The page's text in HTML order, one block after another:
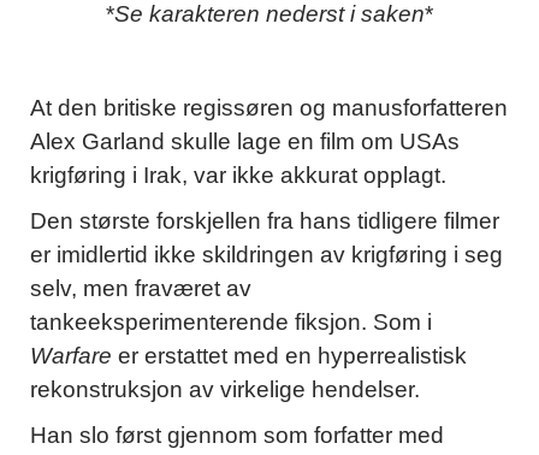
*Se karakteren nederst i saken*
At den britiske regissøren og manusforfatteren
Alex Garland skulle lage en film om USAs
krigføring i Irak, var ikke akkurat opplagt.
Den største forskjellen fra hans tidligere filmer
er imidlertid ikke skildringen av krigføring i seg
selv, men fraværet av
tankeeksperimenterende fiksjon. Som i
Warfare er erstattet med en hyperrealistisk
rekonstruksjon av virkelige hendelser.
Han slo først gjennom som forfatter med